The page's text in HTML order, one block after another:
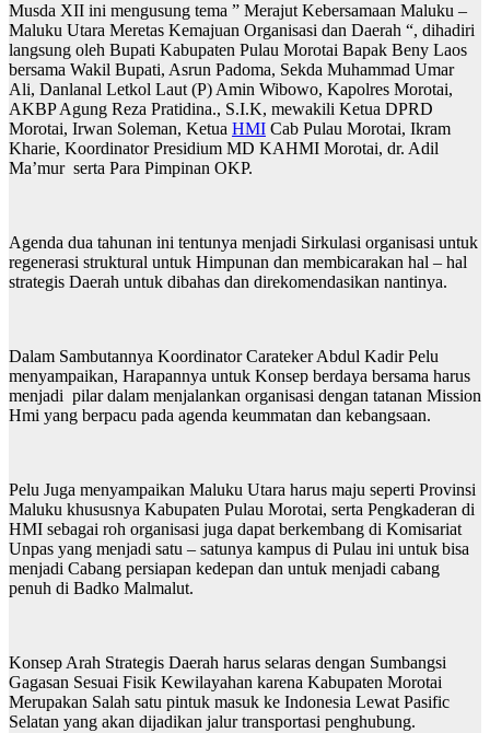
Musda XII ini mengusung tema ” Merajut Kebersamaan Maluku –
Maluku Utara Meretas Kemajuan Organisasi dan Daerah “, dihadiri
langsung oleh Bupati Kabupaten Pulau Morotai Bapak Beny Laos
bersama Wakil Bupati, Asrun Padoma, Sekda Muhammad Umar
Ali, Danlanal Letkol Laut (P) Amin Wibowo, Kapolres Morotai,
AKBP Agung Reza Pratidina., S.I.K, mewakili Ketua DPRD
Morotai, Irwan Soleman, Ketua HMI Cab Pulau Morotai, Ikram
Kharie, Koordinator Presidium MD KAHMI Morotai, dr. Adil
Ma’mur serta Para Pimpinan OKP.
Agenda dua tahunan ini tentunya menjadi Sirkulasi organisasi untuk
regenerasi struktural untuk Himpunan dan membicarakan hal – hal
strategis Daerah untuk dibahas dan direkomendasikan nantinya.
Dalam Sambutannya Koordinator Carateker Abdul Kadir Pelu
menyampaikan, Harapannya untuk Konsep berdaya bersama harus
menjadi pilar dalam menjalankan organisasi dengan tatanan Mission
Hmi yang berpacu pada agenda keummatan dan kebangsaan.
Pelu Juga menyampaikan Maluku Utara harus maju seperti Provinsi
Maluku khususnya Kabupaten Pulau Morotai, serta Pengkaderan di
HMI sebagai roh organisasi juga dapat berkembang di Komisariat
Unpas yang menjadi satu – satunya kampus di Pulau ini untuk bisa
menjadi Cabang persiapan kedepan dan untuk menjadi cabang
penuh di Badko Malmalut.
Konsep Arah Strategis Daerah harus selaras dengan Sumbangsi
Gagasan Sesuai Fisik Kewilayahan karena Kabupaten Morotai
Merupakan Salah satu pintuk masuk ke Indonesia Lewat Pasific
Selatan yang akan dijadikan jalur transportasi penghubung.